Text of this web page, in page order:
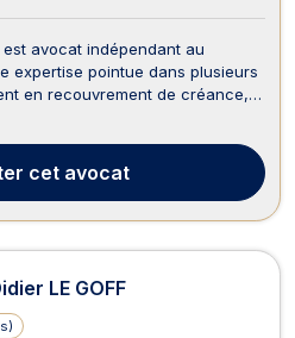
avocat indépendant au
expertise pointue dans plusieurs
en recouvrement de créance,
...
cet avocat
LE GOFF
)